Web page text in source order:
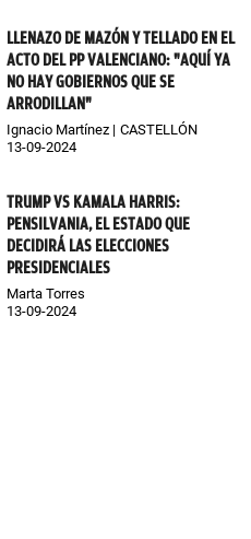
LLENAZO DE MAZÓN Y TELLADO EN EL
ACTO DEL PP VALENCIANO: "AQUÍ YA
NO HAY GOBIERNOS QUE SE
ARRODILLAN"
Ignacio Martínez
CASTELLÓN
13-09-2024
TRUMP VS KAMALA HARRIS:
PENSILVANIA, EL ESTADO QUE
DECIDIRÁ LAS ELECCIONES
PRESIDENCIALES
Marta Torres
13-09-2024